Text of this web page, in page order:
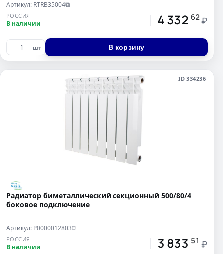
Артикул: RTRB35004⧉
РОССИЯ
В наличии 4 332 62 ₽
шт В корзину
ID 334236
Радиатор биметаллический секционный 500/80/4
боковое подключение
Артикул: Р0000012803⧉
РОССИЯ
В наличии 3 833 51 ₽